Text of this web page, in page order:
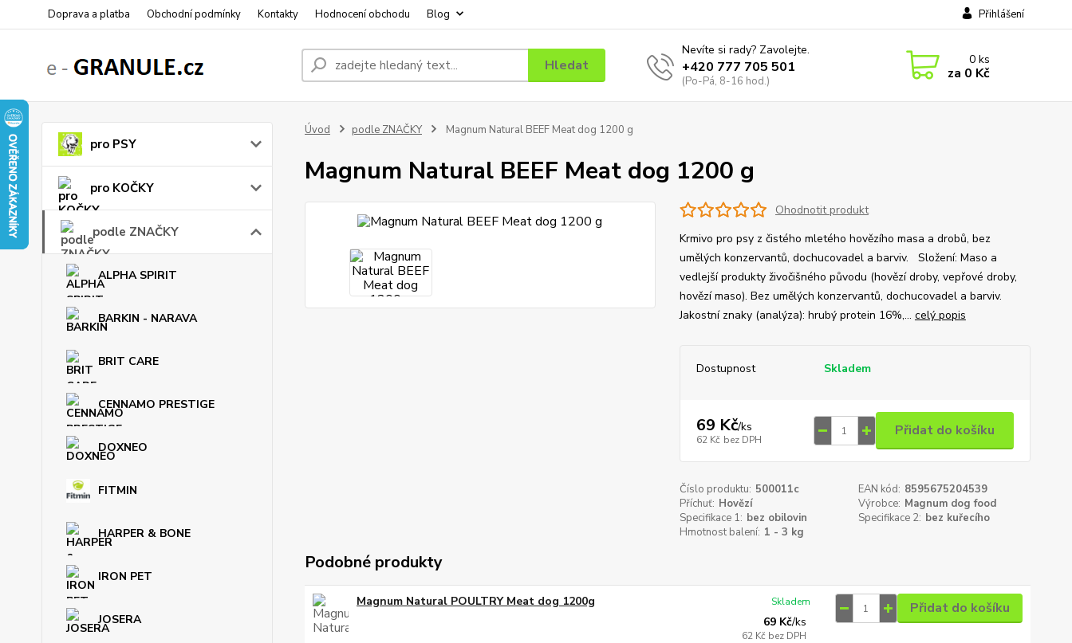
Doprava a platba Obchodní podmínky Kontakty Hodnocení obchodu Blog Přihlášení
Hledat
Nevíte si rady? Zavolejte.
+420 777 705 501
(Po-Pá, 8-16 hod.)
0ks
za 0 Kč
pro PSY
pro KOČKY
podle ZNAČKY
ALPHA SPIRIT
BARKIN - NARAVA
BRIT CARE
CENNAMO PRESTIGE
DOXNEO
FITMIN
HARPER & BONE
IRON PET
JOSERA
Úvod podle ZNAČKY Magnum Natural BEEF Meat dog 1200 g
Magnum Natural BEEF Meat dog 1200 g
Ohodnotit produkt
Krmivo pro psy z čistého mletého hovězího masa a drobů, bez
umělých konzervantů, dochucovadel a barviv. Složení: Maso a
vedlejší produkty živočišného původu (hovězí droby, vepřové droby,
hovězí maso). Bez umělých konzervantů, dochucovadel a barviv.
Jakostní znaky (analýza): hrubý protein 16%,... celý popis
Dostupnost Skladem
69 Kč/ks
62 Kč bez DPH
Přidat do košíku
Číslo produktu: 500011c EAN kód: 8595675204539
Příchuť: Hovězí Výrobce: Magnum dog food
Specifikace 1: bez obilovin Specifikace 2: bez kuřecího
Hmotnost balení: 1 - 3 kg
Podobné produkty
Magnum Natural POULTRY Meat dog 1200g
69 Kč/ks
62 Kč bez DPH
Skladem Přidat do košíku